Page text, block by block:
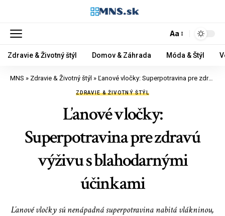
Aa
Zdravie & Životný štýl Domov & Záhrada Móda & Štýl
MNS » Zdravie & Životný štýl » Ľanové vločky: Superpotravina pre zdravú výživu s blahodarnými účinkami
ZDRAVIE & ŽIVOTNÝ ŠTÝL
Ľanové vločky:
Superpotravina pre zdravú
výživu s blahodarnými
účinkami
Ľanové vločky sú nenápadná superpotravina nabitá vlákninou,